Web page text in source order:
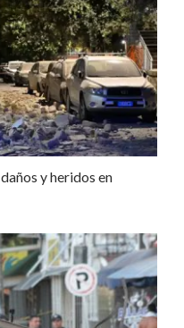
y heridos en